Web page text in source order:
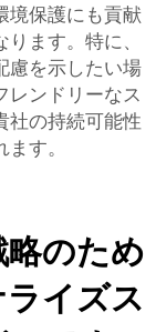
境保護にも貢献
ます。特に、
慮を示したい場
レンドリーなス
社の持続可能性
す。
のため
イズス